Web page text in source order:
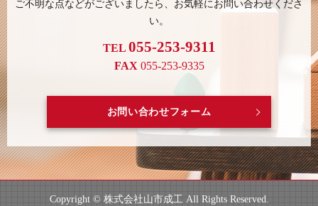
ご不明な点などがございましたら、 お気軽にお問い合わせくださ
い。
TEL 055-253-9311
FAX 055-253-9335
お問い合わせフォーム
Copyright © 株式会社山市成工 All Rights Reserved.